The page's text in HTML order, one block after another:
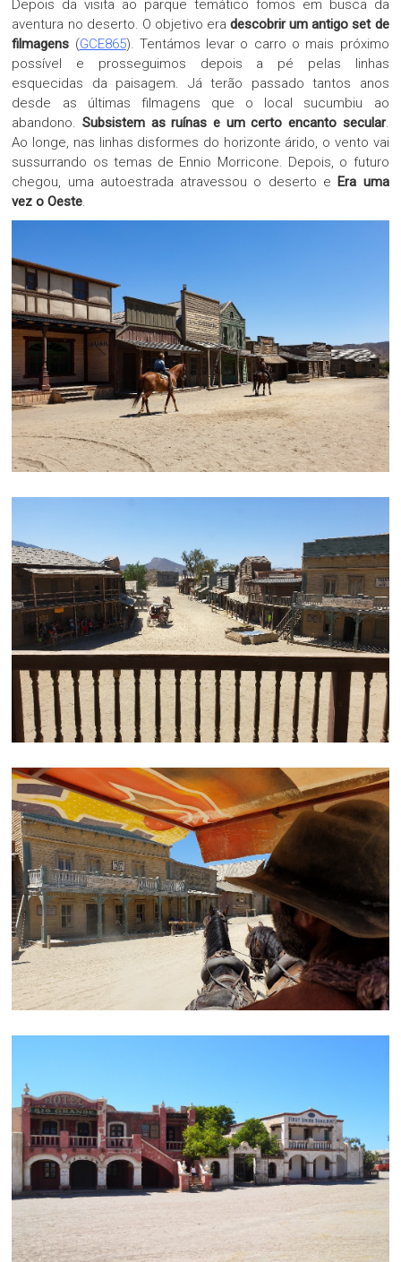
Depois da visita ao parque temático fomos em busca da
aventura no deserto. O objetivo eradescobrir um antigo set de
filmagens (GCE865). Tentámos levar o carro o mais próximo
possível e prosseguimos depois a pé pelas linhas
esquecidas da paisagem. Já terão passado tantos anos
desde as últimas filmagens que o local sucumbiu ao
abandono.Subsistem as ruínas e um certo encanto secular.
Ao longe, nas linhas disformes do horizonte árido, o vento vai
sussurrando os temas de Ennio Morricone. Depois, o futuro
chegou, uma autoestrada atravessou o deserto e Era uma
vez o Oeste.